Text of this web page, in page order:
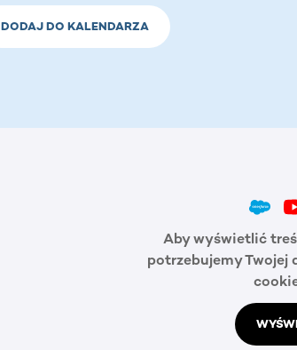
DODAJ DO KALENDARZA
Aby wyświetlić
potrzebujemy Twojej